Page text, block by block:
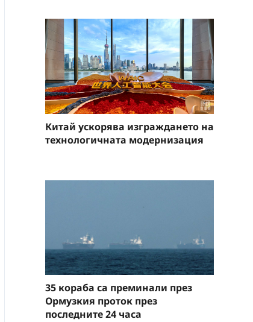
Китай ускорява изграждането на
технологичната модернизация
35 кораба са преминали през
Ормузкия проток през
последните 24 часа